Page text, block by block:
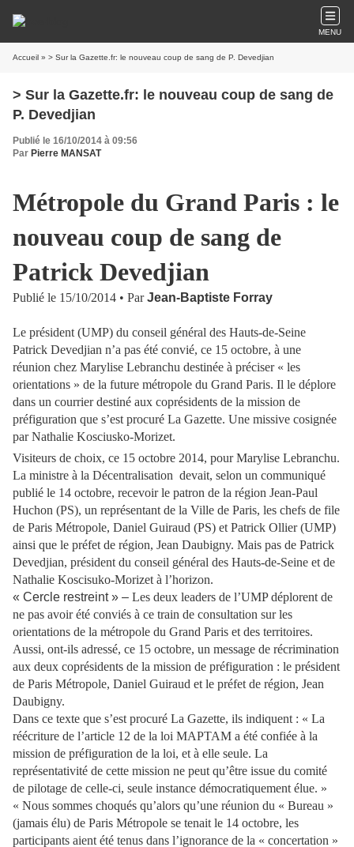
MENU
Accueil » > Sur la Gazette.fr: le nouveau coup de sang de P. Devedjian
> Sur la Gazette.fr: le nouveau coup de sang de
P. Devedjian
Publié le 16/10/2014 à 09:56
Par Pierre MANSAT
Métropole du Grand Paris : le
nouveau coup de sang de
Patrick Devedjian
Publié le 15/10/2014 • Par Jean-Baptiste Forray
Le président (UMP) du conseil général des Hauts-de-Seine
Patrick Devedjian n’a pas été convié, ce 15 octobre, à une
réunion chez Marylise Lebranchu destinée à préciser « les
orientations » de la future métropole du Grand Paris. Il le déplore
dans un courrier destiné aux coprésidents de la mission de
préfiguration que s’est procuré La Gazette. Une missive cosignée
par Nathalie Kosciusko-Morizet.
Visiteurs de choix, ce 15 octobre 2014, pour Marylise Lebranchu.
La ministre à la Décentralisation devait, selon un communiqué
publié le 14 octobre, recevoir le patron de la région Jean-Paul
Huchon (PS), un représentant de la Ville de Paris, les chefs de file
de Paris Métropole, Daniel Guiraud (PS) et Patrick Ollier (UMP)
ainsi que le préfet de région, Jean Daubigny. Mais pas de Patrick
Devedjian, président du conseil général des Hauts-de-Seine et de
Nathalie Koscisuko-Morizet à l’horizon.
« Cercle restreint » – Les deux leaders de l’UMP déplorent de
ne pas avoir été conviés à ce train de consultation sur les
orientations de la métropole du Grand Paris et des territoires.
Aussi, ont-ils adressé, ce 15 octobre, un message de récrimination
aux deux coprésidents de la mission de préfiguration : le président
de Paris Métropole, Daniel Guiraud et le préfet de région, Jean
Daubigny.
Dans ce texte que s’est procuré La Gazette, ils indiquent : « La
réécriture de l’article 12 de la loi MAPTAM a été confiée à la
mission de préfiguration de la loi, et à elle seule. La
représentativité de cette mission ne peut qu’être issue du comité
de pilotage de celle-ci, seule instance démocratiquement élue. »
« Nous sommes choqués qu’alors qu’une réunion du « Bureau »
(jamais élu) de Paris Métropole se tenait le 14 octobre, les
participants aient été tenus dans l’ignorance de la « concertation »